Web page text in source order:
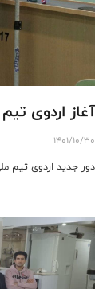
آغاز اردوی تیم ملی
1401/10/30
دور جدید اردوی تیم